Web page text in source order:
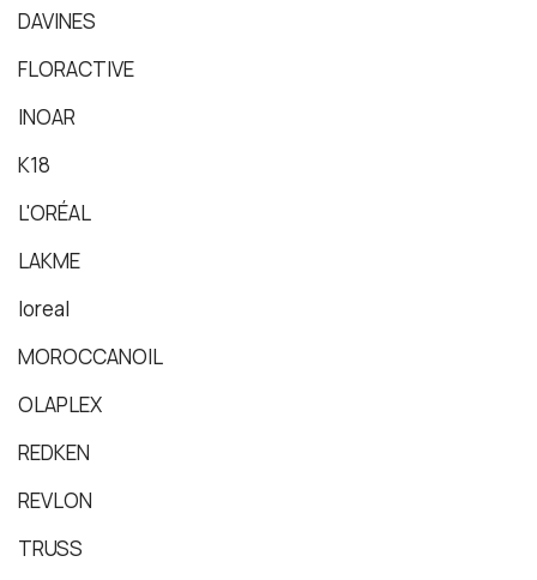
DAVINES
FLORACTIVE
INOAR
K18
L'ORÉAL
LAKME
loreal
MOROCCANOIL
OLAPLEX
REDKEN
REVLON
TRUSS